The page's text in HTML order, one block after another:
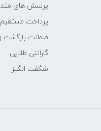
پرسش های
پرداخت مستقیم
ضمانت بازگشت
گارانتی طلایی
شگفت انگیز